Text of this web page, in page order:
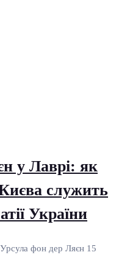
у Лаврі: як
служить
України
Урсула фон дер Ляєн 15